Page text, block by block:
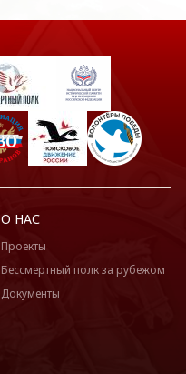
О НАС
Проекты
Бессмертный полк за рубежом
Документы